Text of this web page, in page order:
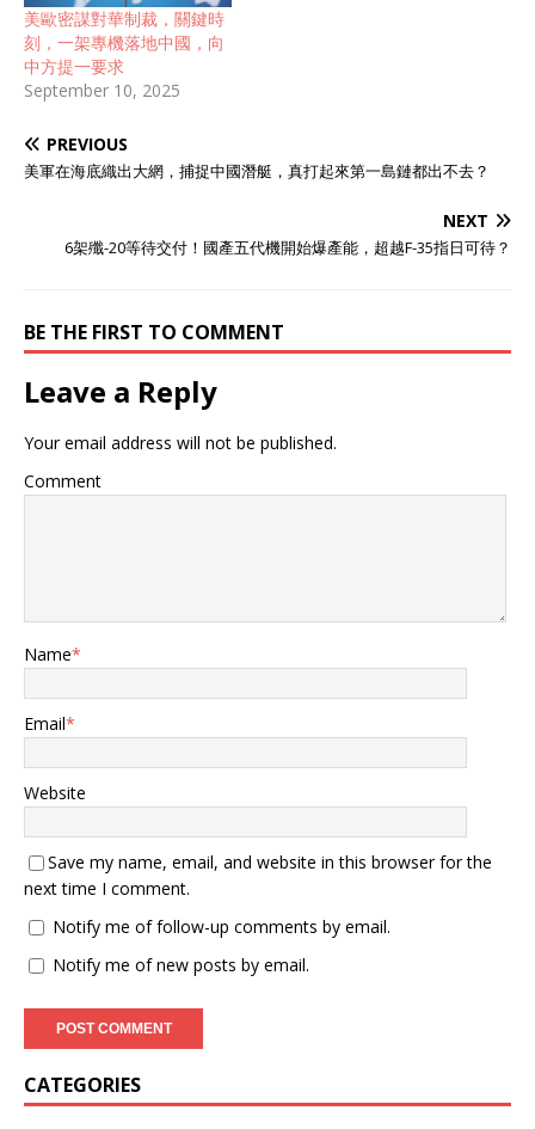
有怎样的深意？ 1、联合声
明发布，是真休战还是假和
平？ 事实证明，再外强中干
的人如果碰见难以化解的事
好像如今关税战中的特朗普
一样。 经过中美第三次谈
美国要想保住自己的颜面，
到期之间一直对中国展开猛
攻，又是二级关税又是口头
威胁，最终还不是迫于形势
不得不低头，在倒计时最后
签下了中美联合声明。 但就
在这个时候，联合声明的发
布遇上了美俄元首会晤，这
晤自然是息息相关的，再加
上欧盟在关税战中也有一些
关系，自然也就成为了美国
的目标。 当地时间8月13
日，美财长贝森特就喊话欧
盟，声称让他们做好准备，
支持对购买俄罗斯能源的国
家加征更高的关税。 很明
显，美财长这一举动意在让
欧盟各国在美俄会晤期间就
关税制裁的问题和美国达成
一致，以便向俄罗斯或者是
方也就是在这，中国早已表
明不会因此停购俄罗斯石
油，况且中美已经就关税战
发布联合声明，难道不是已
经休战了吗？欧盟又会如何
反应呢？ 2、两头为难的欧
盟 进购俄罗斯石油这件事算
是成为美国的心头病了，从
美歐密謀對華制裁，關鍵時
刻，一架專機落地中國，向
中方提一要求
September 10, 2025
PREVIOUS
美軍在海底織出大網，捕捉中國潛艇，真打起來第一島鏈都出不去？
NEXT
6架殲-20等待交付！國產五代機開始爆產能，超越F-35指日可待？
BE THE FIRST TO COMMENT
Leave a Reply
Your email address will not be published.
Comment
Name*
Email*
Website
Save my name, email, and website in this browser for the
next time I comment.
Notify me of follow-up comments by email.
Notify me of new posts by email.
CATEGORIES